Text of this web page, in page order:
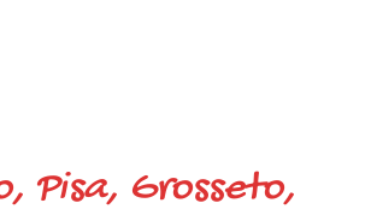
Pisa, Grosseto,